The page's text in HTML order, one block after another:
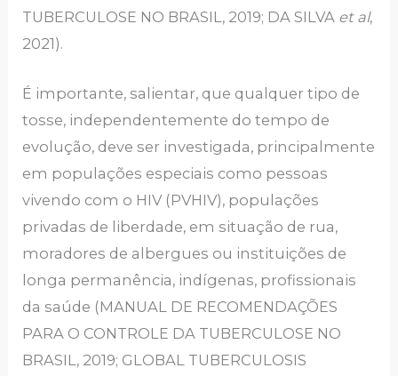
TUBERCULOSE NO BRASIL, 2019; DA SILVA et al,
2021).
É importante, salientar, que qualquer tipo de
tosse, independentemente do tempo de
evolução, deve ser investigada, principalmente
em populações especiais como pessoas
vivendo com o HIV (PVHIV), populações
privadas de liberdade, em situação de rua,
moradores de albergues ou instituições de
longa permanência, indígenas, profissionais
da saúde (MANUAL DE RECOMENDAÇÕES
PARA O CONTROLE DA TUBERCULOSE NO
BRASIL, 2019; GLOBAL TUBERCULOSIS